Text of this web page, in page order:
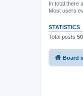
In total there
Most users
STATISTICS
Total posts
Board